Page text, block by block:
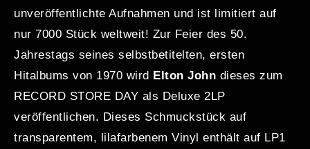
unveröffentlichte Aufnahmen und ist limitiert auf
nur 7000 Stück weltweit! Zur Feier des 50.
Jahrestags seines selbstbetitelten, ersten
Hitalbums von 1970 wird Elton John dieses zum
RECORD STORE DAY als Deluxe 2LP
veröffentlichen. Dieses Schmuckstück auf
transparentem, lilafarbenem Vinyl enthält auf LP1